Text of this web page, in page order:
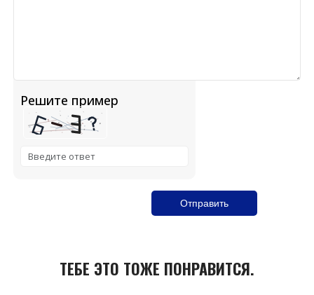
Решите пример
ТЕБЕ ЭТО ТОЖЕ ПОНРАВИТСЯ.